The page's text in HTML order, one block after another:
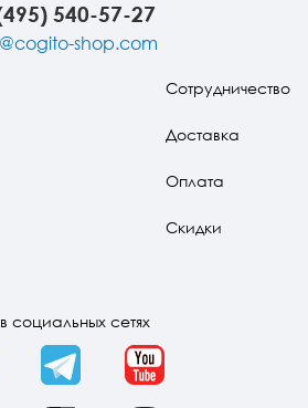
540-57-27
shop.com
Сотрудничество
Доставка
Оплата
Скидки
социальных сетях
Telegram YouTube